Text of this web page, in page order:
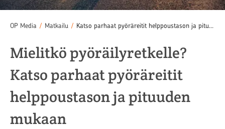
OP Media / Matkailu / Katso parhaat pyöräreitit helppoustason ja pituuden mukaan
Mielitkö pyöräilyretkelle?
Katso parhaat pyöräreitit
helppoustason ja pituuden
mukaan